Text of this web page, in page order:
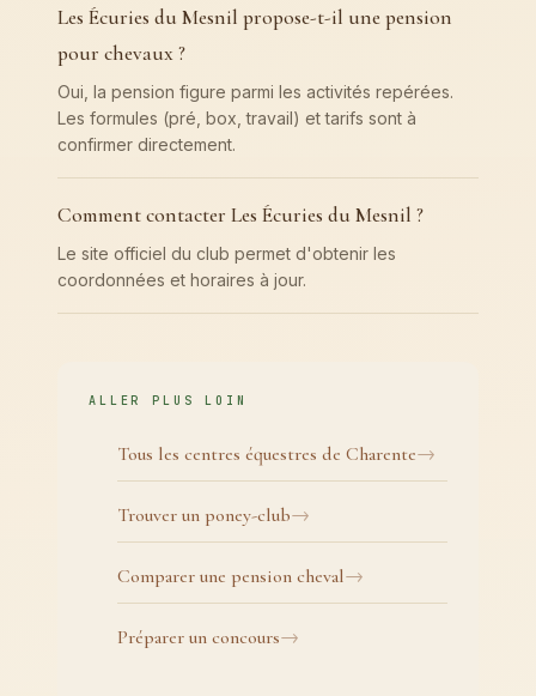
Les Écuries du Mesnil propose-t-il une pension
pour chevaux ?
Oui, la pension figure parmi les activités repérées.
Les formules (pré, box, travail) et tarifs sont à
confirmer directement.
Comment contacter Les Écuries du Mesnil ?
Le site officiel du club permet d'obtenir les
coordonnées et horaires à jour.
ALLER PLUS LOIN
Tous les centres équestres de Charente
Trouver un poney-club
Comparer une pension cheval
Préparer un concours